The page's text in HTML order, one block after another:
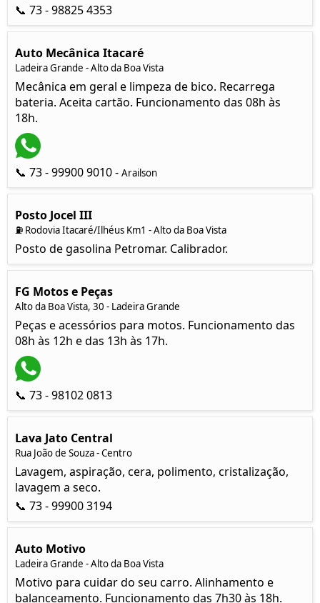
📞 73 - 98825 4353
Auto Mecânica Itacaré
Ladeira Grande - Alto da Boa Vista
Mecânica em geral e limpeza de bico. Recarrega
bateria. Aceita cartão. Funcionamento das 08h às
18h.
📞 73 - 99900 9010 - Arailson
Posto Jocel III
⛽ Rodovia Itacaré/Ilhéus Km1 - Alto da Boa Vista
Posto de gasolina Petromar. Calibrador.
FG Motos e Peças
Alto da Boa Vista, 30 - Ladeira Grande
Peças e acessórios para motos. Funcionamento das
08h às 12h e das 13h às 17h.
📞 73 - 98102 0813
Lava Jato Central
Rua João de Souza - Centro
Lavagem, aspiração, cera, polimento, cristalização,
lavagem a seco.
📞 73 - 99900 3194
Auto Motivo
Ladeira Grande - Alto da Boa Vista
Motivo para cuidar do seu carro. Alinhamento e
balanceamento. Funcionamento das 7h30 às 18h.